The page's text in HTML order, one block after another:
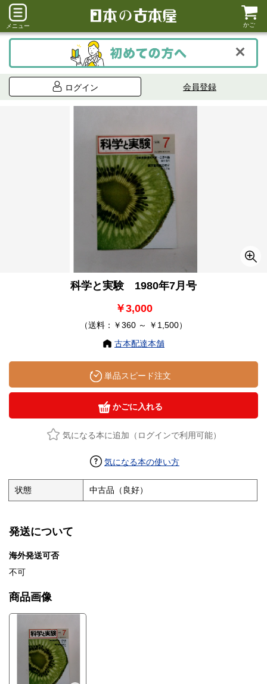
メニュー かご
ログイン 会員登録
科学と実験 1980年7月号
￥3,000
（送料：￥360 ～ ￥1,500）
古本配達本舗
単品スピード注文
かごに入れる
気になる本に追加（ログインで利用可能）
気になる本の使い方
状態 中古品（良好）
発送について
海外発送可否
不可
商品画像